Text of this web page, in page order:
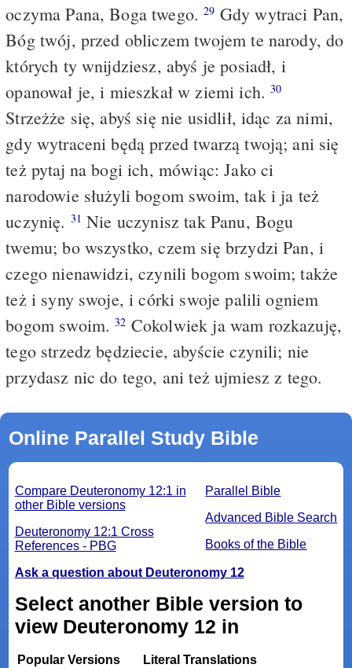
oczyma Pana, Boga twego.29 Gdy wytraci Pan,
Bóg twój, przed obliczem twojem te narody, do
których ty wnijdziesz, abyś je posiadł, i
opanował je, i mieszkał w ziemi ich.30
Strzeżże się, abyś się nie usidlił, idąc za nimi,
gdy wytraceni będą przed twarzą twoją; ani się
też pytaj na bogi ich, mówiąc: Jako ci
narodowie służyli bogom swoim, tak i ja też
uczynię. 31 Nie uczynisz tak Panu, Bogu
twemu; bo wszystko, czem się brzydzi Pan, i
czego nienawidzi, czynili bogom swoim; także
też i syny swoje, i córki swoje palili ogniem
bogom swoim.32 Cokolwiek ja wam rozkazuję,
tego strzedz będziecie, abyście czynili; nie
przydasz nic do tego, ani też ujmiesz z tego.
Online Parallel Study Bible
Parallel Bible
Advanced Bible Search
Books of the Bible
Compare Deuteronomy 12:1 in
other Bible versions
Deuteronomy 12:1 Cross
References - PBG
Ask a question about Deuteronomy 12
Select another Bible version to
view Deuteronomy 12 in
Popular Versions
Literal Translations